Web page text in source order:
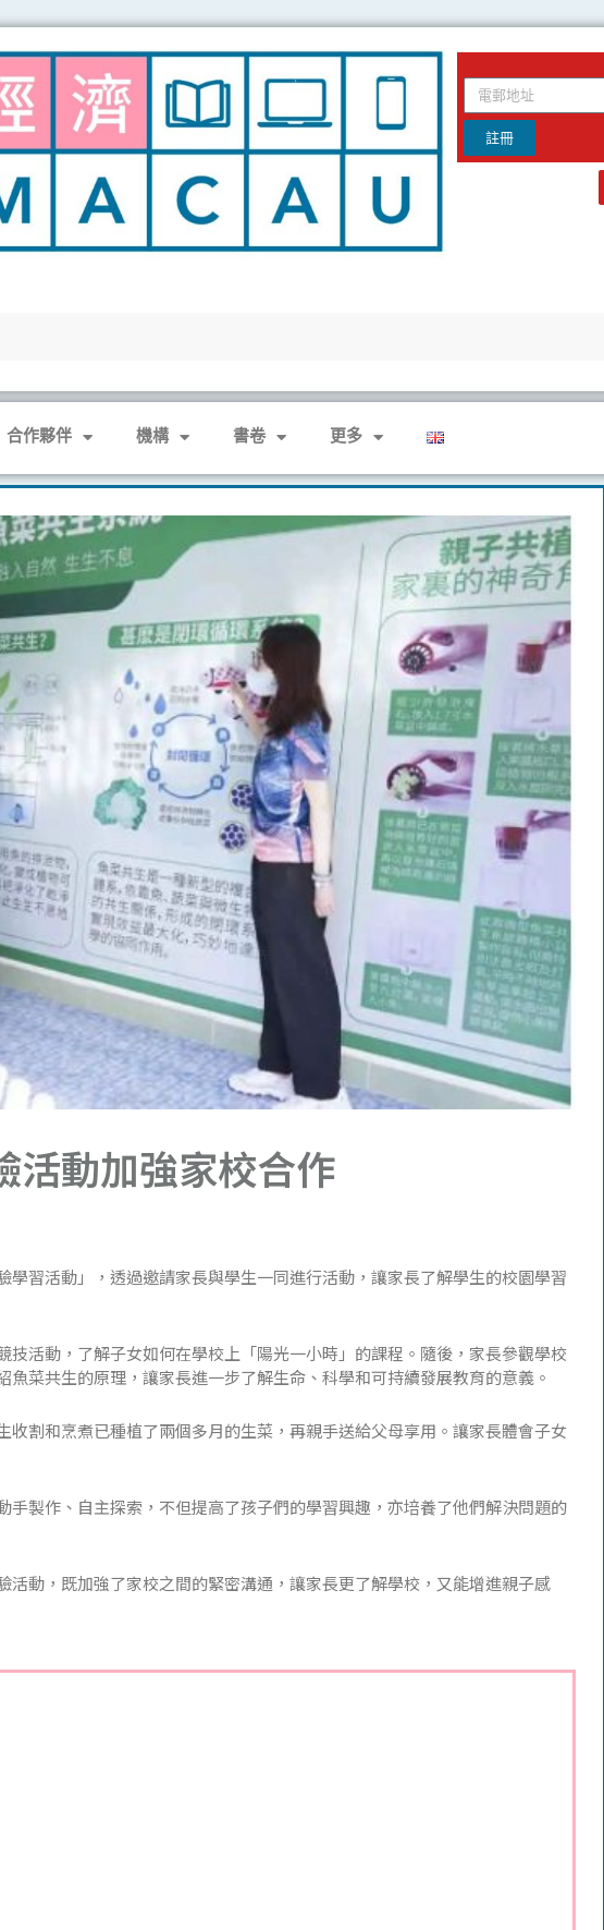
email
註冊
合作夥伴 機構 書卷 更多
活動加強家校合作
學習活動」，透過邀請家長與學生一同進行活動，讓家長了解學生的校園學習
活動，了解子女如何在學校上「陽光一小時」的課程。隨後，家長參觀學校
菜共生的原理，讓家長進一步了解生命、科學和可持續發展教育的意義。
割和烹煮已種植了兩個多月的生菜，再親手送給父母享用。讓家長體會子女
製作、自主探索，不但提高了孩子們的學習興趣，亦培養了他們解決問題的
活動，既加強了家校之間的緊密溝通，讓家長更了解學校，又能增進親子感